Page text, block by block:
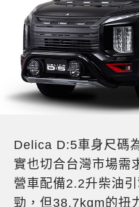
Delica D:5車身尺碼
實也切合台灣市場需
營車配備2.2升柴油
勁，但38.7kgm的扭